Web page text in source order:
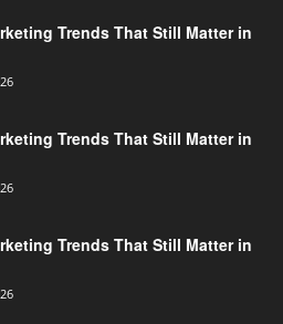
Trends That Still Matter in
Trends That Still Matter in
Trends That Still Matter in